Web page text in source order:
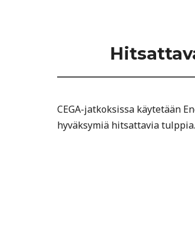
CEGA-jatkoksissa käytetään
hyväksymiä hitsattavia tulppia.